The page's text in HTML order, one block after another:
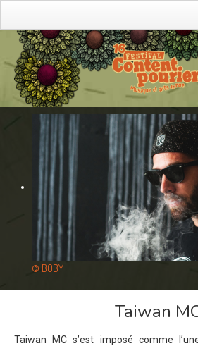
Prochains événements
L'association
Devenir bénévole
Agenda
Charte eco-festival
Contact
Faire un don
Editions précédentes
Contact
© BOBY
Taiwan
Taiwan MC s’est imposé comme